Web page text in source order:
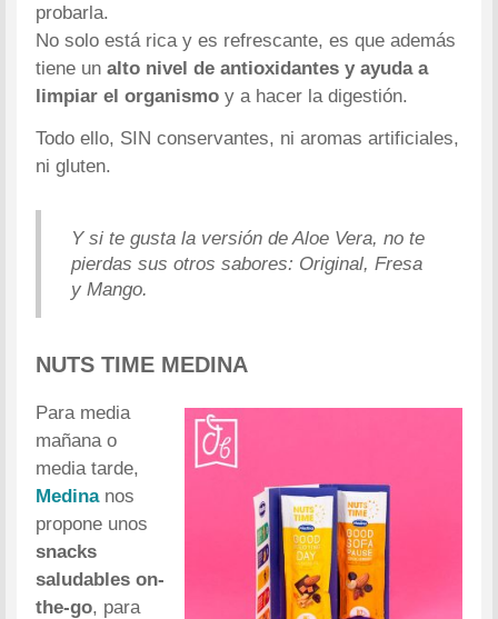
probarla.
No solo está rica y es refrescante, es que además
tiene unalto nivel de antioxidantes y ayuda a
limpiar el organismo y a hacer la digestión.
Todo ello, SIN conservantes, ni aromas artificiales,
ni gluten.
Y si te gusta la versión de Aloe Vera, no te
pierdas sus otros sabores: Original, Fresa
y Mango.
NUTS TIME MEDINA
Para media
mañana o
media tarde,
Medina nos
propone unos
snacks
saludables on-
the-go, para